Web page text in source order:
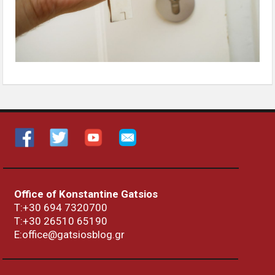
Office of Konstantine Gatsios
Τ:+30 694 7320700
T:+30 26510 65190
E:office@gatsiosblog.gr